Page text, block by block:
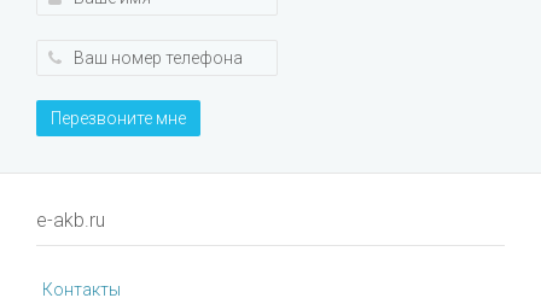
Перезвоните мне
e-akb.ru
Контакты